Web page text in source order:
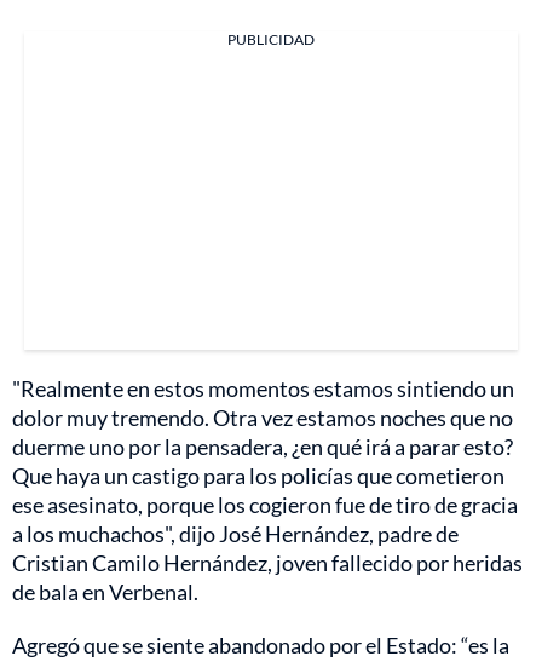
PUBLICIDAD
"Realmente en estos momentos estamos sintiendo un
dolor muy tremendo. Otra vez estamos noches que no
duerme uno por la pensadera, ¿en qué irá a parar esto?
Que haya un castigo para los policías que cometieron
ese asesinato, porque los cogieron fue de tiro de gracia
a los muchachos", dijo José Hernández, padre de
Cristian Camilo Hernández, joven fallecido por heridas
de bala en Verbenal.
Agregó que se siente abandonado por el Estado: “es la